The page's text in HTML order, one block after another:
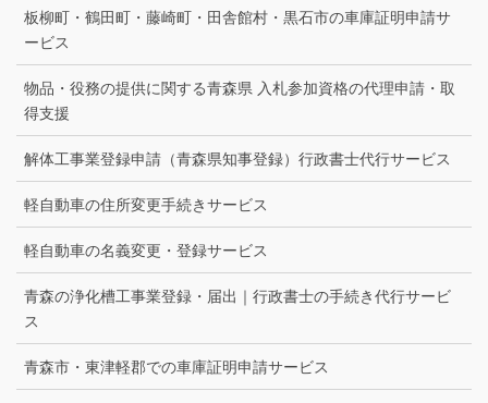
板柳町・鶴田町・藤崎町・田舎館村・黒石市の車庫証明申請サ
ービス
物品・役務の提供に関する青森県 入札参加資格の代理申請・取
得支援
解体工事業登録申請（青森県知事登録）行政書士代行サービス
軽自動車の住所変更手続きサービス
軽自動車の名義変更・登録サービス
青森の浄化槽工事業登録・届出｜行政書士の手続き代行サービ
ス
青森市・東津軽郡での車庫証明申請サービス